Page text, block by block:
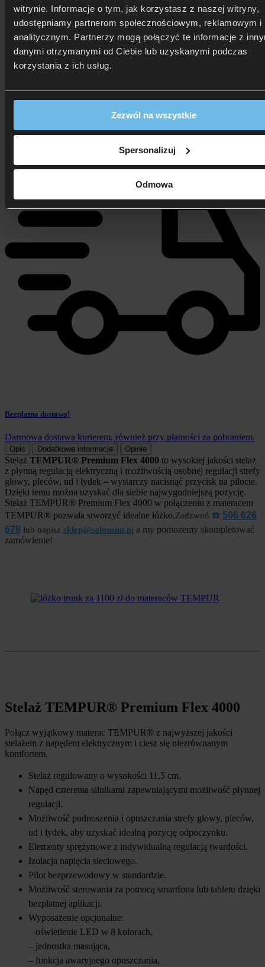
witrynie. Informacje o tym, jak korzystasz z naszej witryny,
udostępniamy partnerom społecznościowym, reklamowym i
analitycznym. Partnerzy mogą połączyć te informacje z
danymi otrzymanymi od Ciebie lub uzyskanymi podczas
korzystania z ich usług.
Zezwól na wszystkie
Spersonalizuj
Odmowa
Zadzwoń i dowiedz się, jak dostać rabat!
Bezpłatna dostawa!
Darmowa dostawa kurierem, również przy płatności za pobraniem.
Opis Dodatkowe informacje Opinie
Stelaż TEMPUR® Premium Flex 4000 to wysokiej jakości stelaż
z płynną regulacją elektryczną i możliwością osobnej regulacji strefy
głowy, pleców, ud i łydek – wystarczy nacisnąć przycisk na pilocie.
Dzięki temu można uzyskać dla siebie najwygodniejszą pozycję.
Stelaż TEMPUR® Premium Flex 4000 w połączeniu z materacem
TEMPUR® pozwala stworzyć idealne łóżko.Zadzwoń ☎️ 506 626
678 lub napisz sklep@salonsnu.pl a my pomożemy skompletować
zamówienie!
Stelaż TEMPUR® Premium Flex 4000
Połącz wyjątkowy materac TEMPUR® z najwyższej jakości
stelażem z napędem elektrycznym i ciesz się niezrównanym
komfortem.
Stelaż regulowany o wysokości 11,5 cm.
Napęd czterema silnikami zapewniającymi możliwość płynnej
regulacji.
Możliwość podnoszenia i opuszczania strefy głowy, pleców,
ud i łydek, aby uzyskać idealną pozycję odpoczynku.
Elementy sprężynowe z indywidualną regulacją twardości.
Izolacja napięcia sieciowego.
Pilot bezprzewodowy w standardzie.
Możliwość sterowania za pomocą smartfona lub tabletu dzięki
bezpłatnej aplikacji.
Wyposażenie opcjonalne:
– oświetlenie LED w 8 kolorach,
– jednostka masująca,
– funkcja awaryjnego opuszczania,